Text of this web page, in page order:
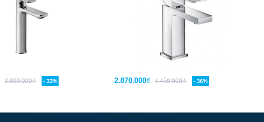
3.800.000₫ - 33% 2.870.000₫ 4.450.000₫ - 36%